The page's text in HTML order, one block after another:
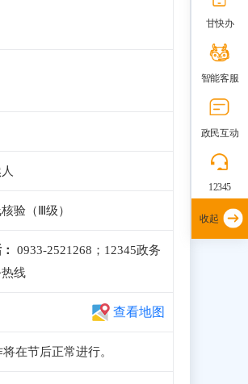
验（Ⅲ级）
0933-2521268；12345政务
热线
查看地图
在节后正常进行。
甘快办
智能客服
政民互动
12345
收起